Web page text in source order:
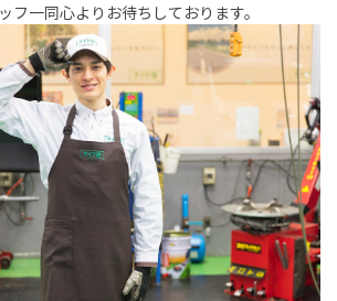
フ一同心よりお待ちしております。